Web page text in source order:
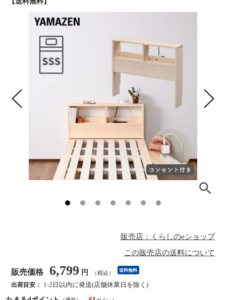
販売店：くらしのeショップ
この販売店の送料について
販売価格 6,799 円 （税込） 送料無料
出荷目安：
1-2日以内に発送(店舗休業日を除く)